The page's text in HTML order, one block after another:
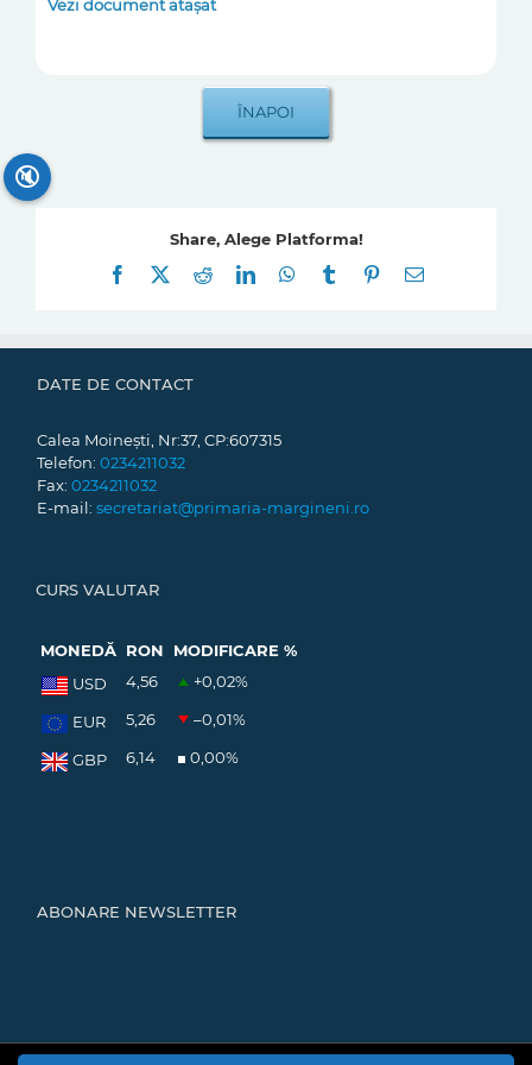
Vezi document atașat
Share, Alege Platforma!
Facebook
RedditLinkedInWhatsApp
Tumblr Pinterest
E-
DATE DE CONTACT
Calea Moinești, Nr:37, CP:607315
Telefon: 0234211032
Fax: 0234211032
E-mail: secretariat@primaria-margineni.ro
CURS VALUTAR
MONEDĂ RON
MODIFICARE %
USD
4,56 +0,02%
EUR 5,26 –0,01%
GBP 6,14 0,00%
ABONARE NEWSLETTER
🔇